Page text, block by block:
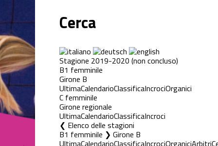
Cerca
Stagione 2019-2020 (non concluso)
B1 femminile
Girone B
UltimaCalendarioClassificaIncrociOrganici
C femminile
Girone regionale
UltimaCalendarioClassificaIncroci
Elenco delle stagioni
B1 femminile ❯ Girone B
UltimaCalendarioClassificaIncrociOrganiciArbitri